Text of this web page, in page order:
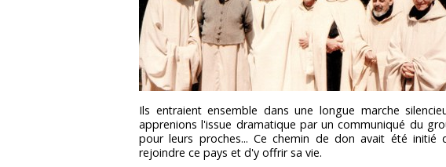
Ils entraient ensemble dans une longue marche
apprenions l'issue dramatique par un communiqué du
pour leurs proches... Ce chemin de don avait été
rejoindre ce pays et d'y offrir sa vie.